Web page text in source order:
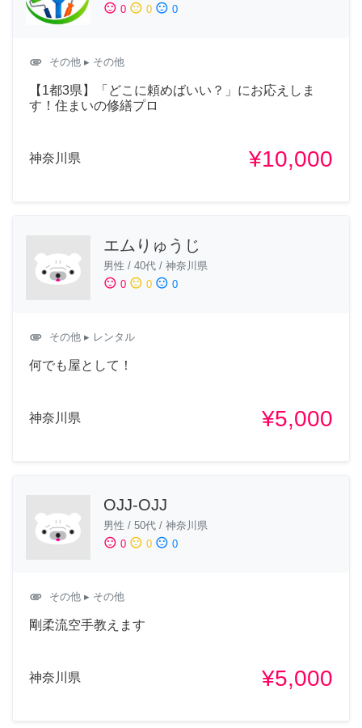
sentiment_satisfied 0 sentiment_neutral 0 sentiment_dissatisfied 0
attachment その他 ▸ その他
【1都3県】「どこに頼めばいい？」にお応えしま
す！住まいの修繕プロ
神奈川県 ¥10,000
エムりゅうじ
男性 / 40代 / 神奈川県
sentiment_satisfied 0 sentiment_neutral 0 sentiment_dissatisfied 0
attachment その他 ▸ レンタル
何でも屋として！
神奈川県 ¥5,000
OJJ-OJJ
男性 / 50代 / 神奈川県
sentiment_satisfied 0 sentiment_neutral 0 sentiment_dissatisfied 0
attachment その他 ▸ その他
剛柔流空手教えます
神奈川県 ¥5,000